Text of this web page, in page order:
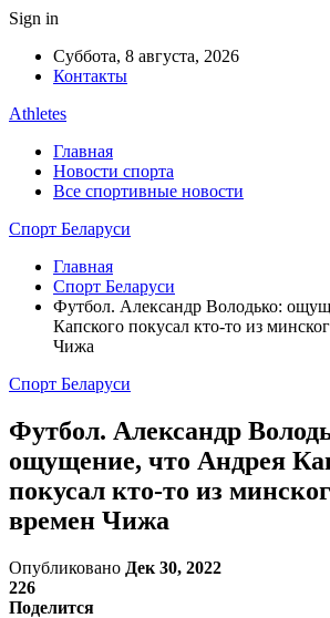
Sign in
Суббота, 8 августа, 2026
Контакты
Athletes
Главная
Новости спорта
Все спортивные новости
Спорт Беларуси
Главная
Спорт Беларуси
Футбол. Александр Володько:
Капского покусал кто-то из
Чижа
Спорт Беларуси
Футбол. Александр
ощущение, что Андрея
покусал кто-то из
времен Чижа
Опубликовано Дек 30, 2022
226
Поделится